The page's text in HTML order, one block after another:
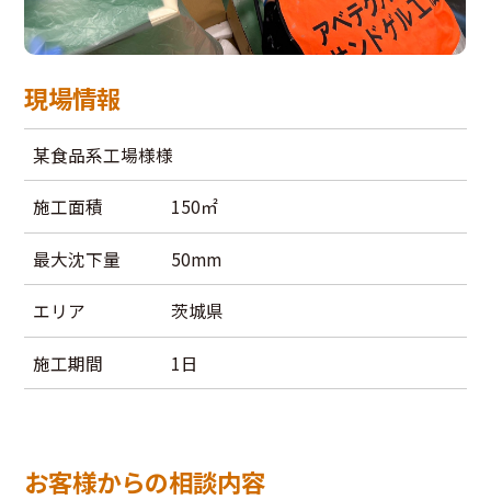
現場情報
某食品系工場様様
施工面積 150㎡
最大沈下量 50mm
エリア 茨城県
施工期間 1日
お客様からの相談内容